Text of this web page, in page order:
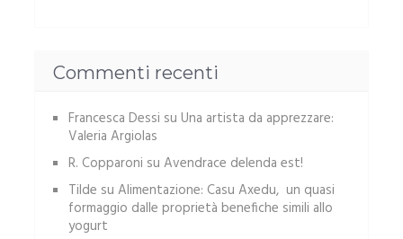
Commenti recenti
Francesca Dessi su Una artista da apprezzare:
Valeria Argiolas
R. Copparoni su Avendrace delenda est!
Tilde su Alimentazione: Casu Axedu, un quasi
formaggio dalle proprietà benefiche simili allo
yogurt